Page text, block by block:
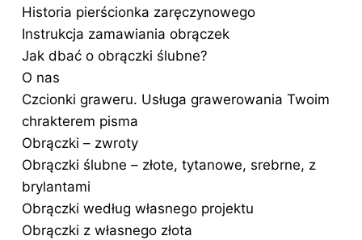
Historia pierścionka zaręczynowego
Instrukcja zamawiania obrączek
Jak dbać o obrączki ślubne?
O nas
Czcionki graweru. Usługa grawerowania Twoim
chrakterem pisma
Obrączki – zwroty
Obrączki ślubne – złote, tytanowe, srebrne, z
brylantami
Obrączki według własnego projektu
Obrączki z własnego złota